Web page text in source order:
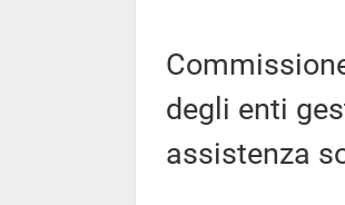
degli enti
assistenza